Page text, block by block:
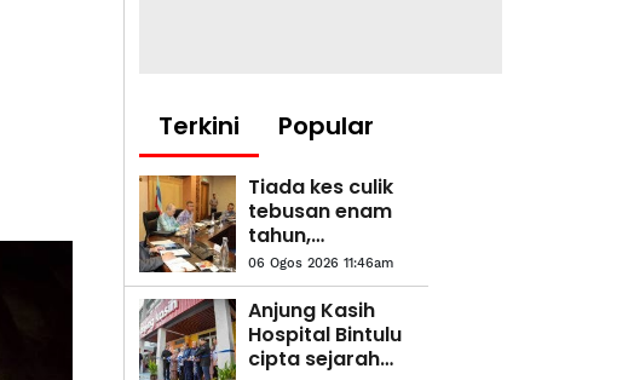
Terkini Popular
Tiada kes culik
tebusan enam
tahun,
pencapaian
keselamatan
Sabah
06 Ogos 2026 11:46am
Anjung Kasih
Hospital Bintulu
cipta sejarah